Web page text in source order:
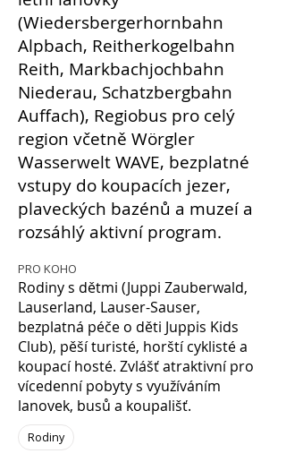
(Wiedersbergerhornbahn
Alpbach, Reitherkogelbahn
Reith, Markbachjochbahn
Niederau, Schatzbergbahn
Auffach), Regiobus pro celý
region včetně Wörgler
Wasserwelt WAVE, bezplatné
vstupy do koupacích jezer,
plaveckých bazénů a muzeí a
rozsáhlý aktivní program.
PRO KOHO
Rodiny s dětmi (Juppi Zauberwald,
Lauserland, Lauser-Sauser,
bezplatná péče o děti Juppis Kids
Club), pěší turisté, horští cyklisté a
koupací hosté. Zvlášť atraktivní pro
vícedenní pobyty s využíváním
lanovek, busů a koupališť.
Rodiny